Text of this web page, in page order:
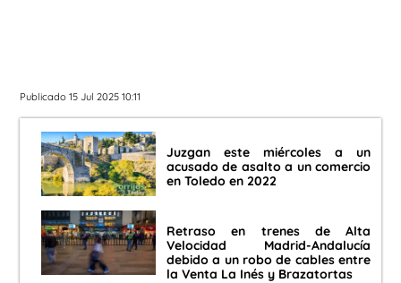
Publicado 15 Jul 2025 10:11
Juzgan este miércoles a un
acusado de asalto a un comercio
en Toledo en 2022
Retraso en trenes de Alta
Velocidad Madrid-Andalucía
debido a un robo de cables entre
la Venta La Inés y Brazatortas